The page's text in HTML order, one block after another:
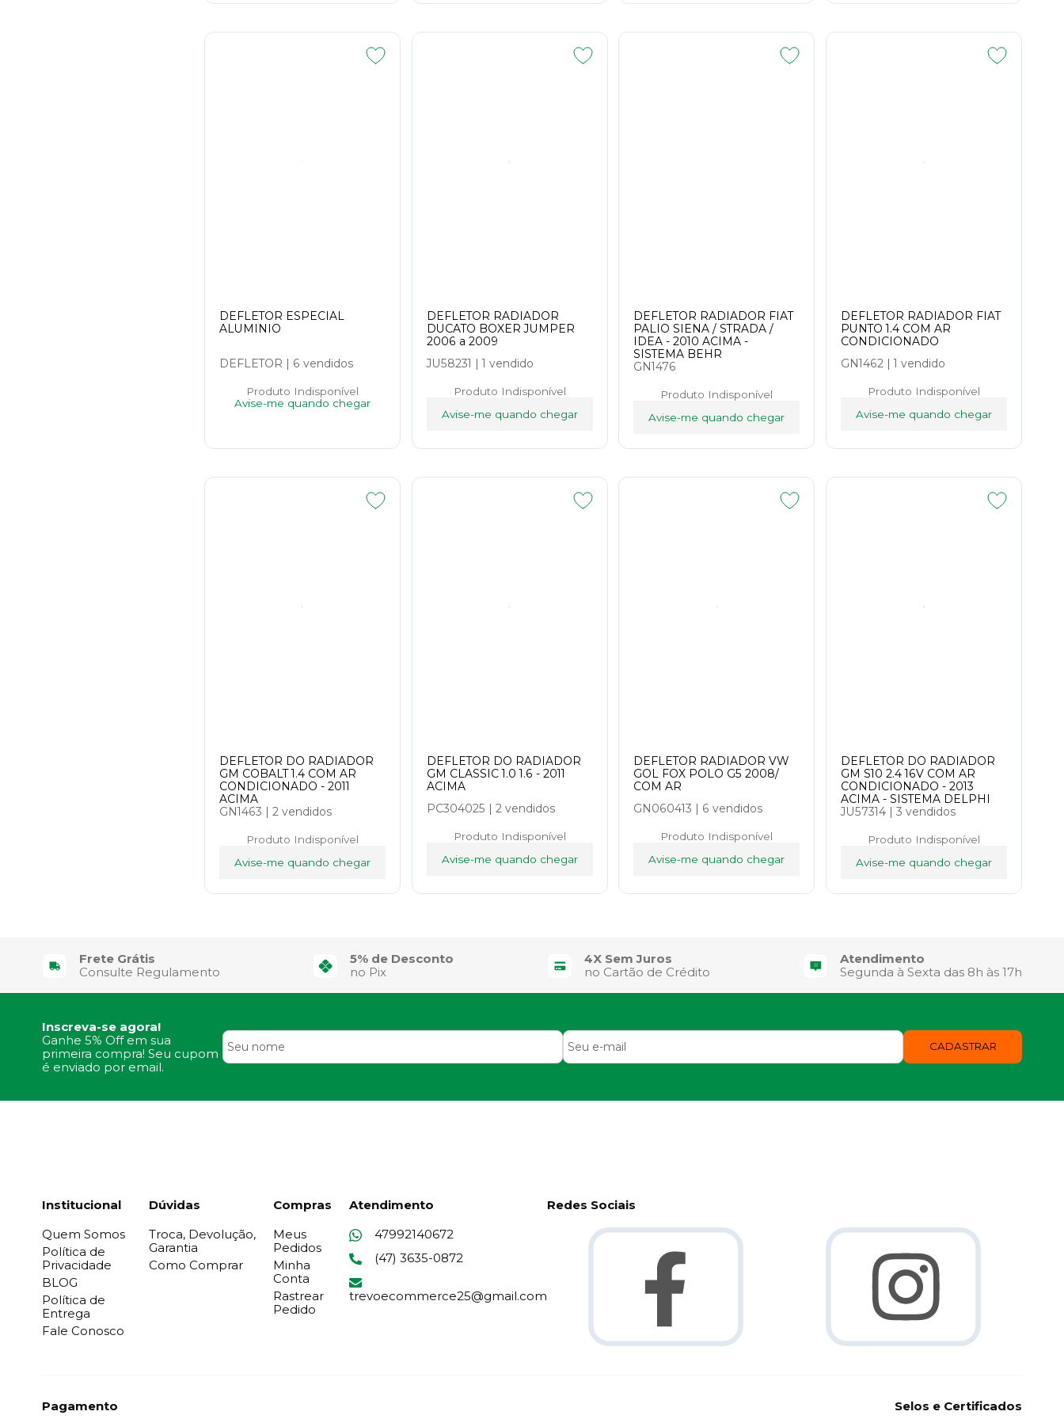
DEFLETOR ESPECIAL
ALUMINIO
DEFLETOR | 6 vendidos
Produto Indisponível
Avise-me quando chegar
DEFLETOR RADIADOR
DUCATO BOXER JUMPER
2006 a 2009
JU58231 | 1 vendido
Produto Indisponível
Avise-me quando chegar
DEFLETOR RADIADOR FIAT
PALIO SIENA / STRADA /
IDEA - 2010 ACIMA -
SISTEMA BEHR
GN1476
Produto Indisponível
Avise-me quando chegar
DEFLETOR RADIADOR FIAT
PUNTO 1.4 COM AR
CONDICIONADO
GN1462 | 1 vendido
Produto Indisponível
Avise-me quando chegar
DEFLETOR DO RADIADOR
GM COBALT 1.4 COM AR
CONDICIONADO - 2011
ACIMA
GN1463 | 2 vendidos
Produto Indisponível
Avise-me quando chegar
DEFLETOR DO RADIADOR
GM CLASSIC 1.0 1.6 - 2011
ACIMA
PC304025 | 2 vendidos
Produto Indisponível
Avise-me quando chegar
DEFLETOR RADIADOR VW
GOL FOX POLO G5 2008/
COM AR
GN060413 | 6 vendidos
Produto Indisponível
Avise-me quando chegar
DEFLETOR DO RADIADOR
GM S10 2.4 16V COM AR
CONDICIONADO - 2013
ACIMA - SISTEMA DELPHI
JU57314 | 3 vendidos
Produto Indisponível
Avise-me quando chegar
Frete Grátis
Consulte Regulamento
5% de Desconto
no Pix
4X Sem Juros
no Cartão de Crédito
Atendimento
Segunda à Sexta das 8h às 17h
Inscreva-se agora!
Ganhe 5% Off em sua
primeira compra! Seu cupom
é enviado por email.
CADASTRAR
Institucional
Quem Somos
Política de
Privacidade
BLOG
Política de
Entrega
Fale Conosco
Dúvidas
Troca, Devolução,
Garantia
Como Comprar
Compras
Meus
Pedidos
Minha
Conta
Rastrear
Pedido
Atendimento
47992140672
(47) 3635-0872
trevoecommerce25@gmail.com
Redes Sociais
Pagamento Selos e Certificados